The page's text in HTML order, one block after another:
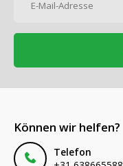
Können wir helfen?
Telefon